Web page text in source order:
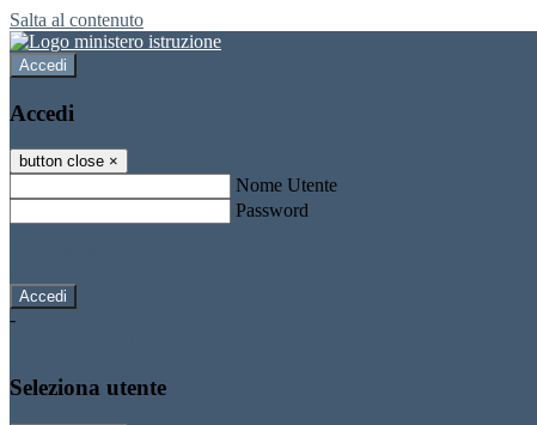
Salta al contenuto
Accedi
Accedi
button close ×
Nome Utente
Password
-
Seleziona utente